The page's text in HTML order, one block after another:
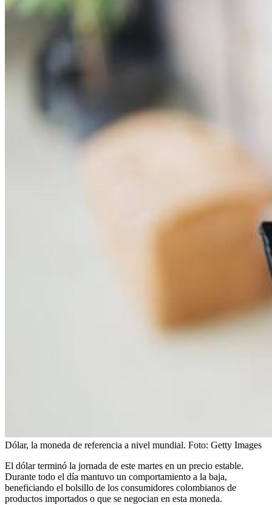
Dólar, la moneda de referencia a nivel mundial. Foto: Getty Images
El dólar terminó la jornada de este martes en un precio estable.
Durante todo el día mantuvo un comportamiento a la baja,
beneficiando el bolsillo de los consumidores colombianos de
productos importados o que se negocian en esta moneda.